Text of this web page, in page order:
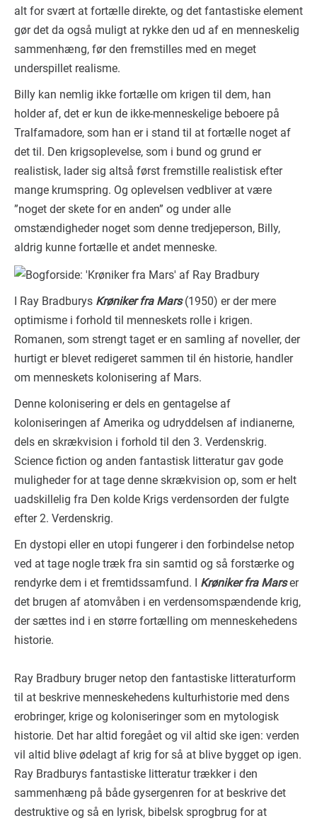
alt for svært at fortælle direkte, og det fantastiske element
gør det da også muligt at rykke den ud af en menneskelig
sammenhæng, før den fremstilles med en meget
underspillet realisme.
Billy kan nemlig ikke fortælle om krigen til dem, han
holder af, det er kun de ikke-menneskelige beboere på
Tralfamadore, som han er i stand til at fortælle noget af
det til. Den krigsoplevelse, som i bund og grund er
realistisk, lader sig altså først fremstille realistisk efter
mange krumspring. Og oplevelsen vedbliver at være
”noget der skete for en anden” og under alle
omstændigheder noget som denne tredjeperson, Billy,
aldrig kunne fortælle et andet menneske.
I Ray Bradburys Krøniker fra Mars(1950) er der mere
optimisme i forhold til menneskets rolle i krigen.
Romanen, som strengt taget er en samling af noveller, der
hurtigt er blevet redigeret sammen til én historie, handler
om menneskets kolonisering af Mars.
Denne kolonisering er dels en gentagelse af
koloniseringen af Amerika og udryddelsen af indianerne,
dels en skrækvision i forhold til den 3. Verdenskrig.
Science fiction og anden fantastisk litteratur gav gode
muligheder for at tage denne skrækvision op, som er helt
uadskillelig fra Den kolde Krigs verdensorden der fulgte
efter 2. Verdenskrig.
En dystopi eller en utopi fungerer i den forbindelse netop
ved at tage nogle træk fra sin samtid og så forstærke og
rendyrke dem i et fremtidssamfund. I Krøniker fra Marser
det brugen af atomvåben i en verdensomspændende krig,
der sættes ind i en større fortælling om menneskehedens
historie.
Ray Bradbury bruger netop den fantastiske litteraturform
til at beskrive menneskehedens kulturhistorie med dens
erobringer, krige og koloniseringer som en mytologisk
historie. Det har altid foregået og vil altid ske igen: verden
vil altid blive ødelagt af krig for så at blive bygget op igen.
Ray Bradburys fantastiske litteratur trækker i den
sammenhæng på både gysergenren for at beskrive det
destruktive og så en lyrisk, bibelsk sprogbrug for at